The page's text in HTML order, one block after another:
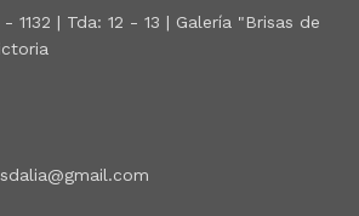
- 1132 | Tda: 12 - 13 | Galería "Brisas de